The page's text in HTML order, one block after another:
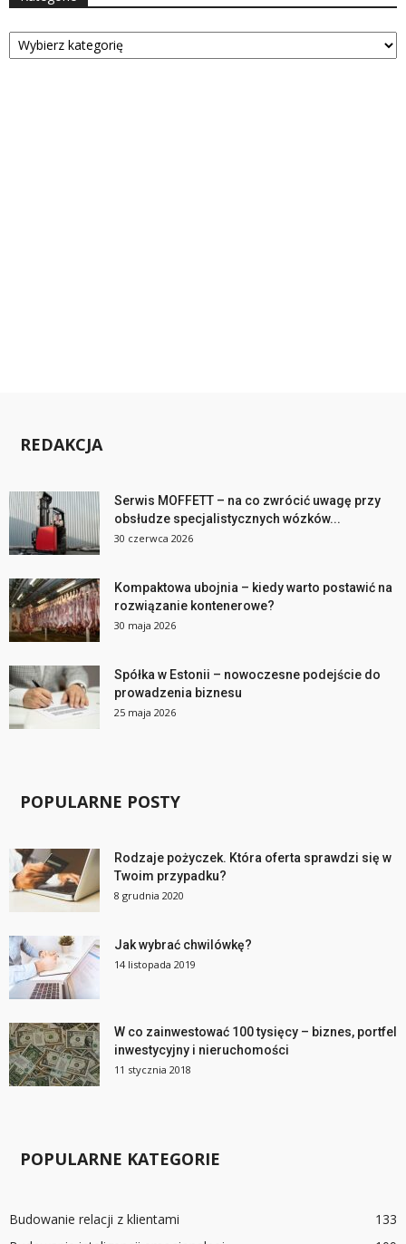
Kategorie
REDAKCJA
Serwis MOFFETT – na co zwrócić uwagę przy
obsłudze specjalistycznych wózków...
30 czerwca 2026
Kompaktowa ubojnia – kiedy warto postawić na
rozwiązanie kontenerowe?
30 maja 2026
Spółka w Estonii – nowoczesne podejście do
prowadzenia biznesu
25 maja 2026
POPULARNE POSTY
Rodzaje pożyczek. Która oferta sprawdzi się w
Twoim przypadku?
8 grudnia 2020
Jak wybrać chwilówkę?
14 listopada 2019
W co zainwestować 100 tysięcy – biznes, portfel
inwestycyjny i nieruchomości
11 stycznia 2018
POPULARNE KATEGORIE
Budowanie relacji z klientami
133